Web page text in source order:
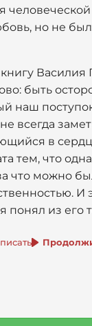
но не
Василия
быть
наш
всегда
в
тем, что
что можно
И
понял из его